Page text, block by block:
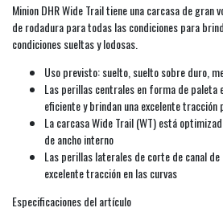
Minion DHR Wide Trail tiene una carcasa de gran
de rodadura para todas las condiciones para
condiciones sueltas y lodosas.
Uso previsto: suelto, suelto sobre duro,
Las perillas centrales en forma de paleta
eficiente y brindan una excelente
La carcasa Wide Trail (WT) está
de ancho interno
Las perillas laterales de corte de canal
excelente tracción en las curvas
Especificaciones del artículo